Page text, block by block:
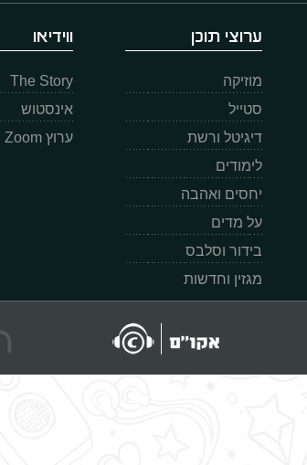
ערוצי תוכן
מוזיקה
סטייל
דיגיטל ורשת
לימודים
יחסים ואהבה
על מדים
בידור וסלבס
מגזין וחדשות
ווידיאו
The Story
אינסטוש
ערוץ Zoom